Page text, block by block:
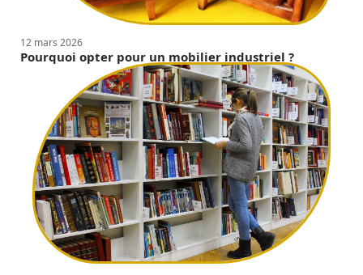
12 mars 2026
Pourquoi opter pour un mobilier industriel ?